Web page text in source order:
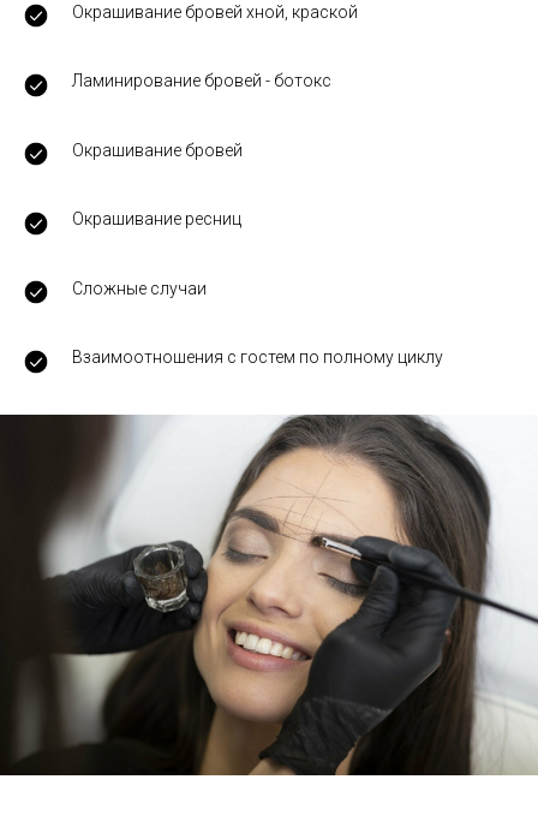
Окрашивание бровей хной, краской
Ламинирование бровей - ботокс
Окрашивание бровей
Окрашивание ресниц
Сложные случаи
Взаимоотношения с гостем по полному циклу